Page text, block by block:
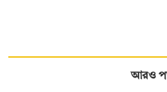
আরও